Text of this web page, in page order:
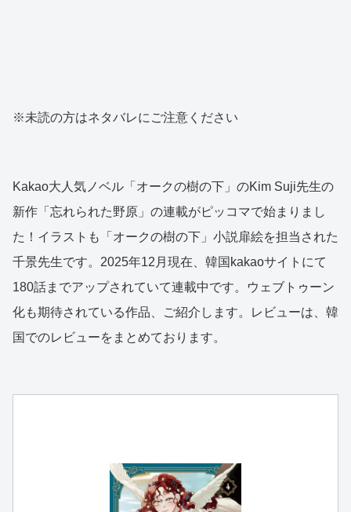
※未読の方はネタバレにご注意ください
Kakao大人気ノベル「オークの樹の下」のKim Suji先生の
新作「忘れられた野原」の連載がピッコマで始まりまし
た！イラストも「オークの樹の下」小説扉絵を担当された
千景先生です。2025年12月現在、韓国kakaoサイトにて
180話までアップされていて連載中です。ウェブトゥーン
化も期待されている作品、ご紹介します。レビューは、韓
国でのレビューをまとめております。